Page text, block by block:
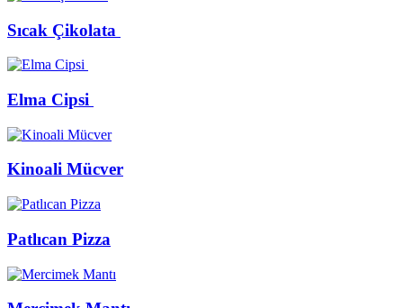
Sıcak Çikolata
Elma Cipsi
Kinoali Mücver
Patlıcan Pizza